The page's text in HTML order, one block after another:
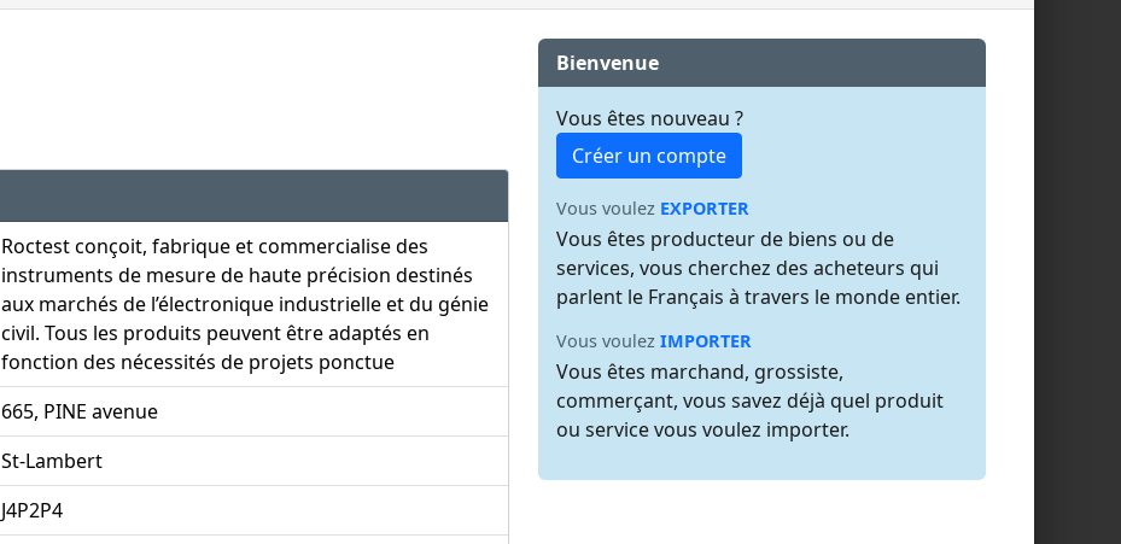
Roctest conçoit, fabrique et commercialise des
instruments de mesure de haute précision destinés
aux marchés de l’électronique industrielle et du génie
civil. Tous les produits peuvent être adaptés en
fonction des nécessités de projets ponctue
665, PINE avenue
St-Lambert
J4P2P4
Bienvenue
Vous êtes nouveau ?
Créer un compte
Vous voulez EXPORTER
Vous êtes producteur de biens ou de
services, vous cherchez des acheteurs qui
parlent le Français à travers le monde entier.
Vous voulez IMPORTER
Vous êtes marchand, grossiste,
commerçant, vous savez déjà quel produit
ou service vous voulez importer.